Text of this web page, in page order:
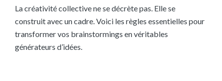
La créativité collective ne se décrète pas. Elle se
construit avec un cadre. Voici les règles essentielles pour
transformer vos brainstormings en véritables
générateurs d’idées.